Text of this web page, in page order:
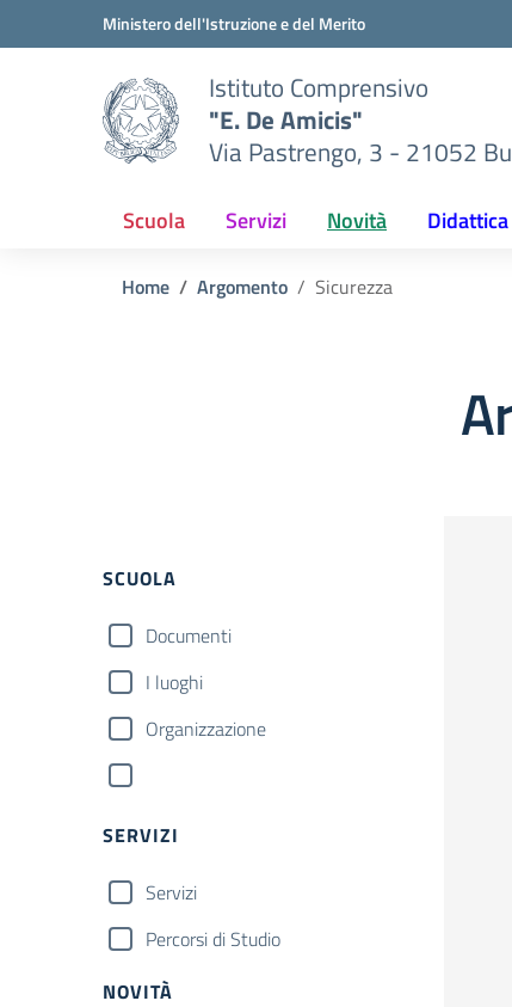
Vai ai contenuti
Vai al menu di navigazioneMinistero dell'Istruzione e del Merito
Istituto Comprensivo
"E. De Amicis"
Via Pastrengo, 3 - 21052
Scuola Servizi Novità Didattica
Home Argomento Sicurezza
SCUOLA
Documenti
I luoghi
Organizzazione
SERVIZI
Servizi
Percorsi di Studio
NOVITÀ